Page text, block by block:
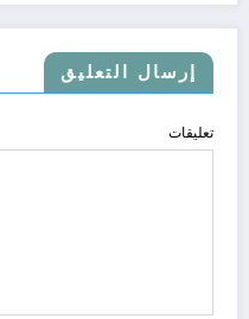
إرسال التعليق
تعليقات